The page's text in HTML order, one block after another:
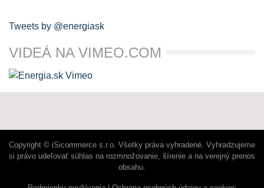
Tweets by @energiask
VIDEÁ NA VIMEO.COM
Copyright © iSicommerce s.r.o. Všetky práva vyhradené. Vyhradzujeme
si právo udeľovať súhlas na rozmnožovanie, šírenie a na verejný prenos
obsahu.